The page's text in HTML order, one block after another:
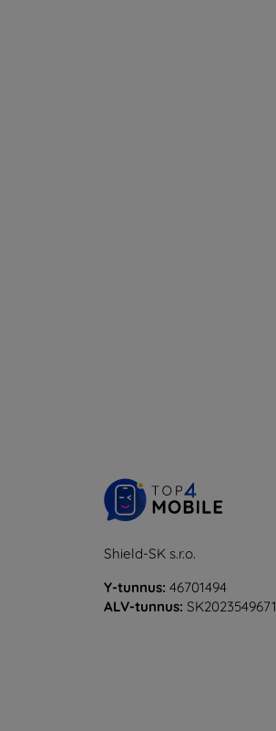
Shield-SK s.r.o.
Y-tunnus: 46701494
ALV-tunnus: SK2023549671